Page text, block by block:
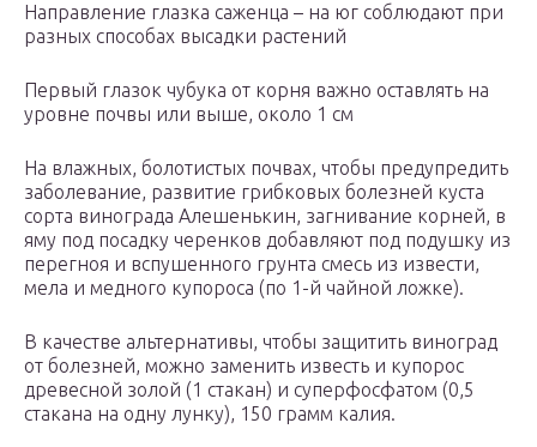
Направление глазка саженца – на юг соблюдают при
разных способах высадки растений
Первый глазок чубука от корня важно оставлять на
уровне почвы или выше, около 1 см
На влажных, болотистых почвах, чтобы предупредить
заболевание, развитие грибковых болезней куста
сорта винограда Алешенькин, загнивание корней, в
яму под посадку черенков добавляют под подушку из
перегноя и вспушенного грунта смесь из извести,
мела и медного купороса (по 1-й чайной ложке).
В качестве альтернативы, чтобы защитить виноград
от болезней, можно заменить известь и купорос
древесной золой (1 стакан) и суперфосфатом (0,5
стакана на одну лунку), 150 грамм калия.